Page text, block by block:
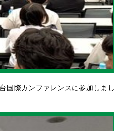
国際カンファレンスに参加しまし